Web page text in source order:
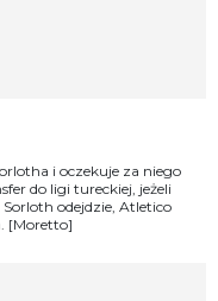
i oczekuje za niego
do ligi tureckiej, jeżeli
odejdzie, Atletico
[Moretto]